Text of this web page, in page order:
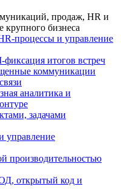
продаж, HR и
крупного бизнеса
процессы и управление
итогов встреч
коммуникации
аналитика и
задачами
управление
производительностью
открытый код и